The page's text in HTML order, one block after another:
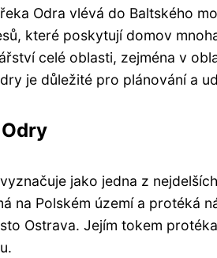
Odra vlévá do Baltského
které poskytují domov
celé oblasti, zejména v
je důležité pro plánování a
jako jedna z
na Polském území a protéká
Ostrava. Jejím tokem